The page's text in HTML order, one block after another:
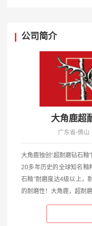
公司简介
大角鹿超
广东省-佛山
大角鹿独创“超耐磨钻石釉
20多年历史的全球知名釉
石釉”耐磨度达4级以上，
的耐磨性！大角鹿，超耐